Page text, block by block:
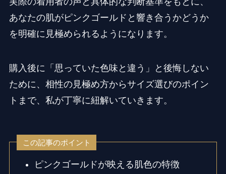
あなたの肌がピンクゴールドと響き合うかどうか
を明確に見極められるようになります。
購入後に「思っていた色味と違う」と後悔しない
ために、相性の見極め方からサイズ選びのポイン
トまで、私が丁寧に紐解いていきます。
この記事のポイント
ピンクゴールドが映える肌色の特徴